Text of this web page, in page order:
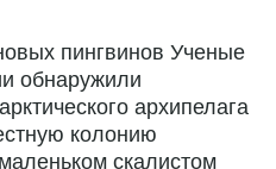
пингвинов Ученые
обнаружили
архипелага
колонию
скалистом